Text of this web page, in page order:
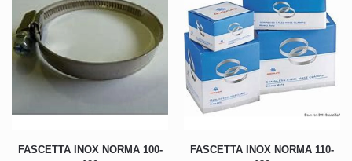
FASCETTA INOX NORMA 100-
FASCETTA INOX NORMA 110-